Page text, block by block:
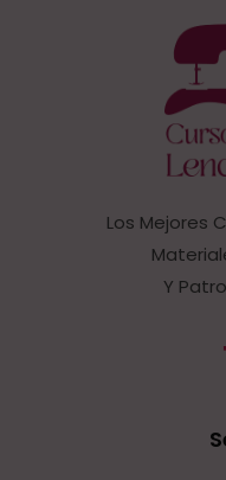
Los Mejores
Y